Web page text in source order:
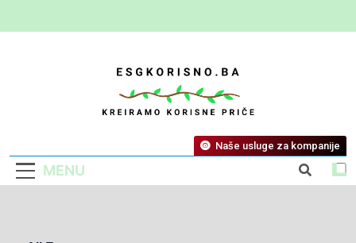
ESG Korisno
Kreiramo Korisne Priče
MENU
Naše usluge za kompanije